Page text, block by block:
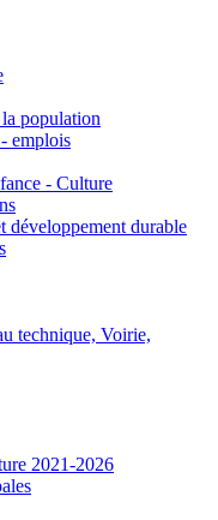
population
emplois
- Culture
développement durable
technique, Voirie,
2021-2026